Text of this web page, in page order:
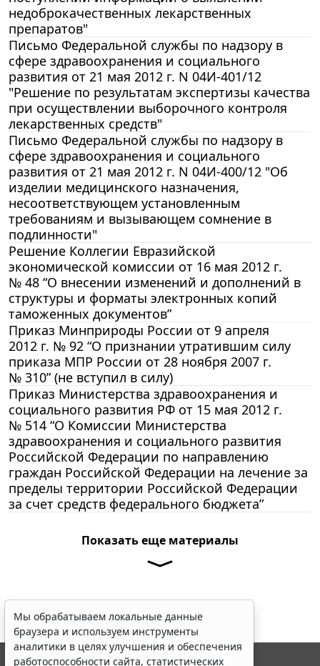
недоброкачественных лекарственных
препаратов"
Письмо Федеральной службы по надзору в
сфере здравоохранения и социального
развития от 21 мая 2012 г. N 04И-401/12
"Решение по результатам экспертизы качества
при осуществлении выборочного контроля
лекарственных средств"
Письмо Федеральной службы по надзору в
сфере здравоохранения и социального
развития от 21 мая 2012 г. N 04И-400/12 "Об
изделии медицинского назначения,
несоответствующем установленным
требованиям и вызывающем сомнение в
подлинности"
Решение Коллегии Евразийской
экономической комиссии от 16 мая 2012 г.
№ 48 “О внесении изменений и дополнений в
структуры и форматы электронных копий
таможенных документов”
Приказ Минприроды России от 9 апреля
2012 г. № 92 “О признании утратившим силу
приказа МПР России от 28 ноября 2007 г.
№ 310” (не вступил в силу)
Приказ Министерства здравоохранения и
социального развития РФ от 15 мая 2012 г.
№ 514 “О Комиссии Министерства
здравоохранения и социального развития
Российской Федерации по направлению
граждан Российской Федерации на лечение за
пределы территории Российской Федерации
за счет средств федерального бюджета”
Показать еще материалы
Мы обрабатываем локальные данные
браузера и используем инструменты
аналитики в целях улучшения и обеспечения
работоспособности сайта, статистических